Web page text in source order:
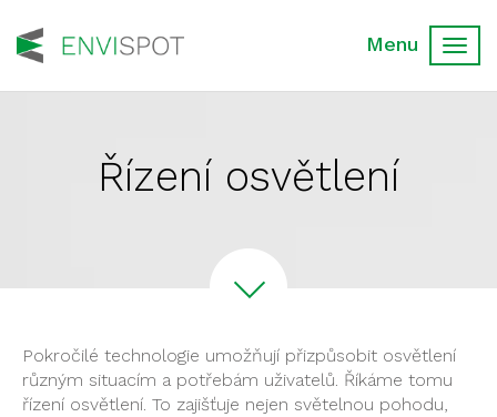
Řízení osvětlení
Pokročilé technologie umožňují přizpůsobit osvětlení
různým situacím a potřebám uživatelů. Říkáme tomu
řízení osvětlení. To zajišťuje nejen světelnou pohodu,